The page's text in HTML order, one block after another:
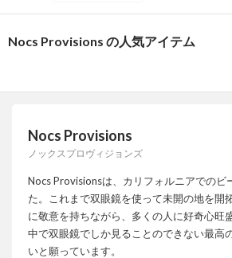
Nocs Provisions の人気アイテム
Nocs Provisions
ノックスプロヴィジョンズ
Nocs Provisionsは、カリフォルニアでのビ
た。これまで双眼鏡を使って未開の地を開
に敬意を持ちながら、多くの人に好奇心旺
中で双眼鏡でしか見ることのできない最高
いと願っています。